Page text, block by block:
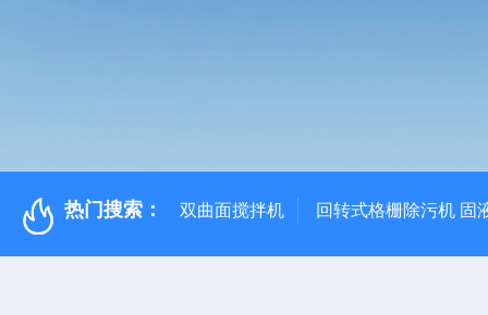
热门搜索： 双曲面搅拌机 回转式格栅除污机 固